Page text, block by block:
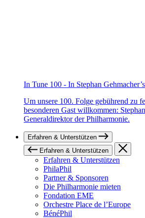
In Tune 100 - In Stephan
Um unsere 100. Folge gebührend zu
besonderen Gast willkommen:
Generaldirektor der Philharmonie.
Erfahren & Unterstützen
Erfahren & Unterstützen
Erfahren & Unterstützen
PhilaPhil
Partner & Sponsoren
Die Philharmonie mieten
Fondation EME
Orchestre Place de l’Europe
BénéPhil